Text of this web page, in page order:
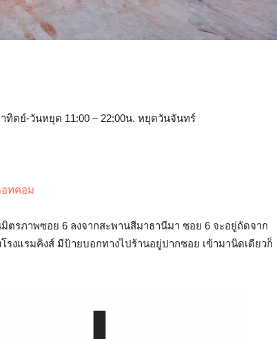
าทิตย์-วันหยุด 11:00 – 22:00น. หยุดวันจันทร์
อทคอม
รภาพซอย 6 ลงจากสะพานสีมาธานีมา ซอย 6 จะอยู่ถัดจาก
รงแรมคิงส์ มีป้ายบอกทางไปร้านอยู่ปากซอย เข้ามานิดเดียวก็